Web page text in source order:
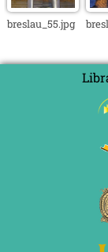
breslau_55.jpg